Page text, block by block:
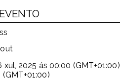
xul, 2025 ás 00:00 (GMT+01:00)
(GMT+01:00)